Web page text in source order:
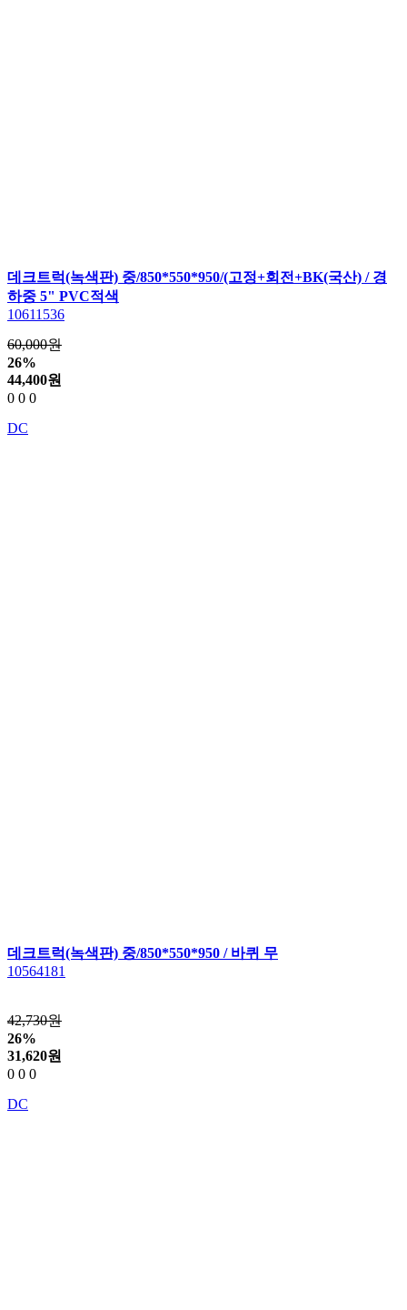
데크트럭(녹색판) 중/850*550*950/(고정+회전+BK(국산) / 경
하중 5" PVC적색
10611536
60,000원
26%
44,400원
0 0 0
DC
데크트럭(녹색판) 중/850*550*950 / 바퀴 무
10564181
42,730원
26%
31,620원
0 0 0
DC